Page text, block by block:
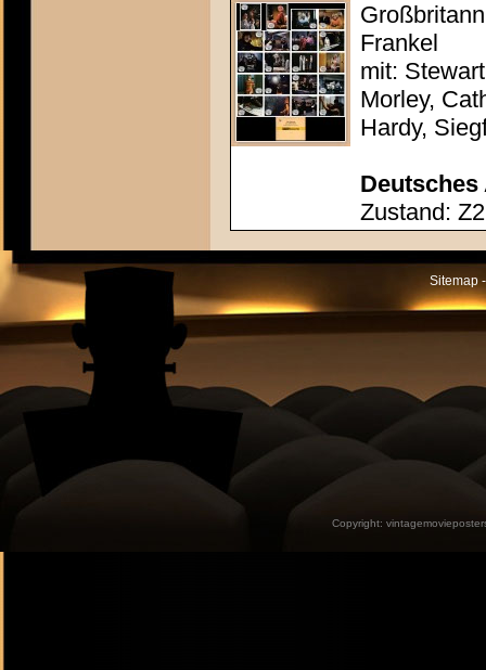
Frankel
mit:
Morley,
Hardy,
Deutsches
Zustand: Z2
Sitemap
Copyright: